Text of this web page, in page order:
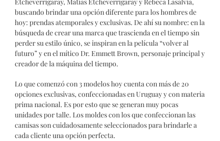
buscando brindar una opción diferente para los hombres de
hoy: prendas atemporales y exclusivas. De ahí su nombre: en la
búsqueda de crear una marca que trascienda en el tiempo sin
perder su estilo único, se inspiran en la película “volver al
futuro” y en el mítico Dr. Emmett Brown, personaje principal y
creador de la máquina del tiempo.
Lo que comenzó con 3 modelos hoy cuenta con más de 20
opciones exclusivas, confeccionadas en Uruguay y con materia
prima nacional. Es por esto que se generan muy pocas
unidades por talle. Los moldes con los que confeccionan las
camisas son cuidadosamente seleccionados para brindarle a
cada cliente una opción perfecta.